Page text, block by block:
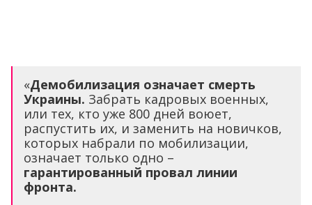
«Демобилизация означает смерть
Украины. Забрать кадровых военных,
или тех, кто уже 800 дней воюет,
распустить их, и заменить на новичков,
которых набрали по мобилизации,
означает только одно –
гарантированный провал линии
фронта.